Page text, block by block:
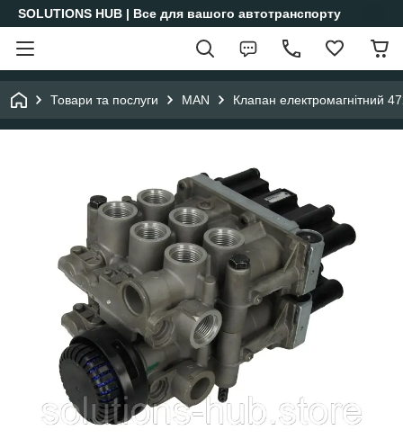
SOLUTIONS HUB | Все для вашого автотранспорту
Товари та послуги MAN Клапан електромагнітний